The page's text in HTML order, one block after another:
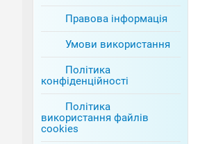
Правова інформація
Умови використання
Політика
конфіденційності
Політика
використання файлів
cookies